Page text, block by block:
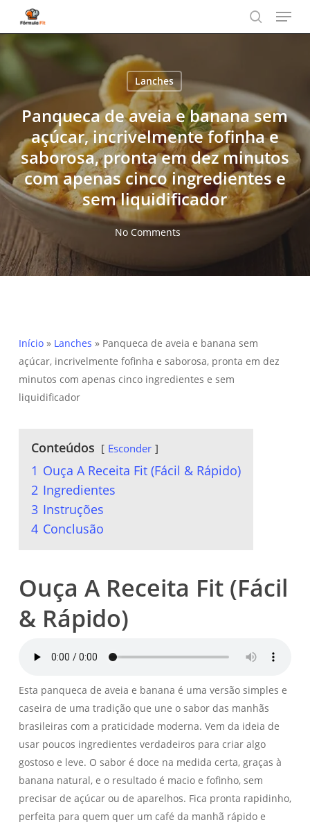
search
Menu
Lanches
Panqueca de aveia e banana sem
açúcar, incrivelmente fofinha e
saborosa, pronta em dez minutos
com apenas cinco ingredientes e
sem liquidificador
No Comments
Início» Lanches » Panqueca de aveia e banana sem
açúcar, incrivelmente fofinha e saborosa, pronta em dez
minutos com apenas cinco ingredientes e sem
liquidificador
Conteúdos Esconder
1 Ouça A Receita Fit (Fácil & Rápido)
2 Ingredientes
3 Instruções
4 Conclusão
Ouça A Receita Fit (Fácil
& Rápido)
Esta panqueca de aveia e banana é uma versão simples e
caseira de uma tradição que une o sabor das manhãs
brasileiras com a praticidade moderna. Vem da ideia de
usar poucos ingredientes verdadeiros para criar algo
gostoso e leve. O sabor é doce na medida certa, graças à
banana natural, e o resultado é macio e fofinho, sem
precisar de açúcar ou de aparelhos. Fica pronta rapidinho,
perfeita para quem quer um café da manhã rápido e